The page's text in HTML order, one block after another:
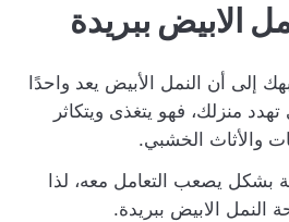
الابيض ببريدة
إلى أن النمل الأبيض يعد واحدًا
منزلك، فهو يتغذى ويتكاثر
والأثاث الخشبي.
بشكل يصعب التعامل معه، لذا
النمل الابيض ببريدة.